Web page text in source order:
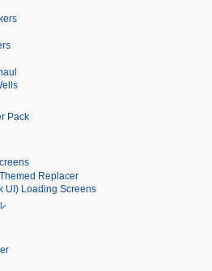
Pack
Replacer
UI) Loading Screens